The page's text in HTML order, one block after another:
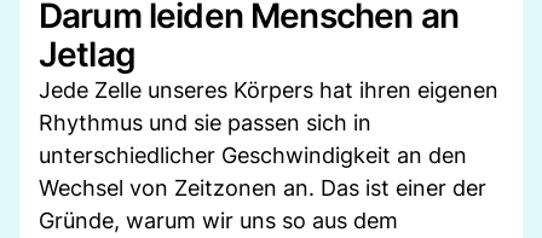
Darum leiden Menschen an
Jetlag
Jede Zelle unseres Körpers hat ihren eigenen
Rhythmus und sie passen sich in
unterschiedlicher Geschwindigkeit an den
Wechsel von Zeitzonen an. Das ist einer der
Gründe, warum wir uns so aus dem